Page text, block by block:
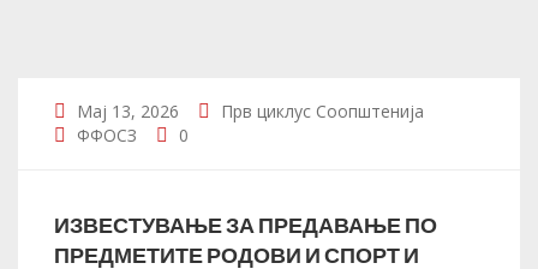
Мај 13, 2026 Прв циклус Соопштенија
ФФОСЗ
0
ИЗВЕСТУВАЊЕ ЗА ПРЕДАВАЊЕ ПО
ПРЕДМЕТИТЕ РОДОВИ И СПОРТ И